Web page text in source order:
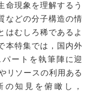
命現象を理解するう
などの分子構造の情
はむしろ稀であるよ
本特集では，国内外
ートを執筆陣に迎
リソースの利用ある
知見を俯瞰し，